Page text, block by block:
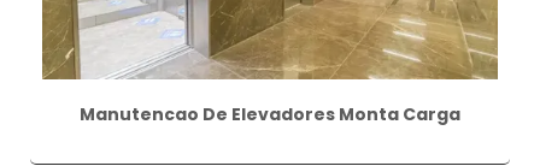
Manutencao De Elevadores Monta Carga